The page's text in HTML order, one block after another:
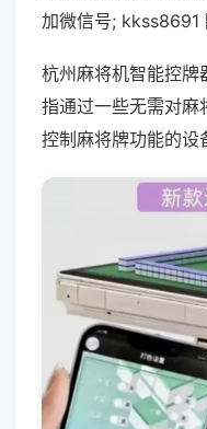
加微信号; kkss8691
杭州麻将机智能控牌
指通过一些无需对麻
控制麻将牌功能的设